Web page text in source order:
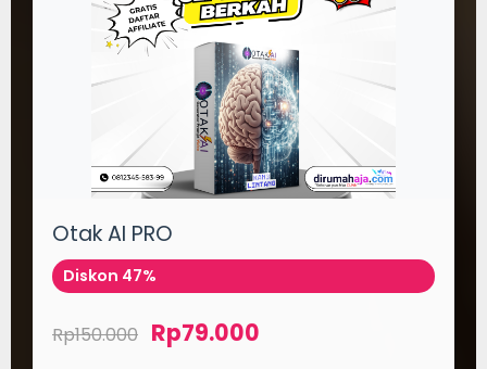
Otak AI PRO
Diskon 47%
Rp150.000 Rp79.000